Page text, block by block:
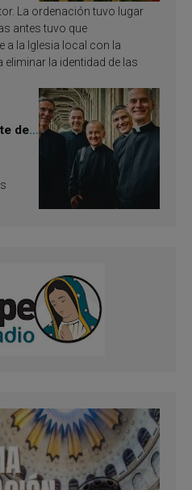
La ordenación tuvo lugar
antes tuvo que
a la Iglesia local con la
la identidad de las
de